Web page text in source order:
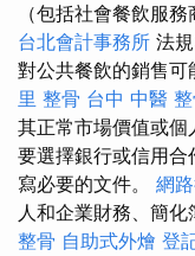
（包括社會餐飲服
台北會計事務所 法
對公共餐飲的銷售可
里 整骨 台中 中醫
其正常市場價值或
要選擇銀行或信用
寫必要的文件。 網
人和企業財務、簡化
整骨 自助式外燴 登